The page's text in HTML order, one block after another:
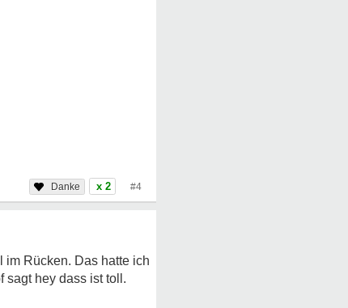
x 2 #4
im Rücken. Das hatte ich
sagt hey dass ist toll.